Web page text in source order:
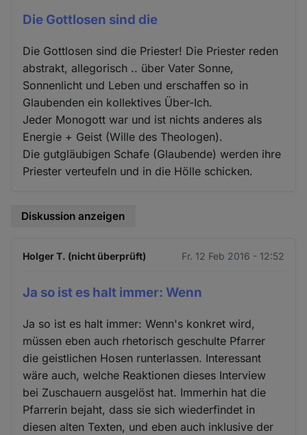
Die Gottlosen sind die
Die Gottlosen sind die Priester! Die Priester reden
abstrakt, allegorisch .. über Vater Sonne,
Sonnenlicht und Leben und erschaffen so in
Glaubenden ein kollektives Über-Ich.
Jeder Monogott war und ist nichts anderes als
Energie + Geist (Wille des Theologen).
Die gutgläubigen Schafe (Glaubende) werden ihre
Priester verteufeln und in die Hölle schicken.
Diskussion anzeigen
Holger T. (nicht überprüft) Fr. 12 Feb 2016 - 12:52
Ja so ist es halt immer: Wenn
Ja so ist es halt immer: Wenn's konkret wird,
müssen eben auch rhetorisch geschulte Pfarrer
die geistlichen Hosen runterlassen. Interessant
wäre auch, welche Reaktionen dieses Interview
bei Zuschauern ausgelöst hat. Immerhin hat die
Pfarrerin bejaht, dass sie sich wiederfindet in
diesen alten Texten, und eben auch inklusive der